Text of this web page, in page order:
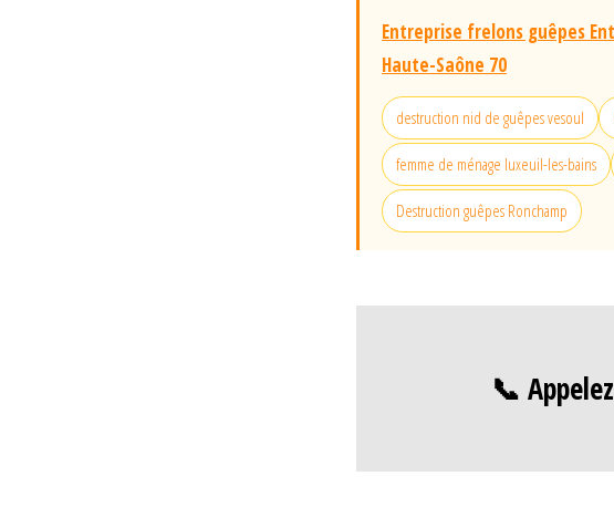
Entreprise frelons guêpes
Haute-Saône 70
destruction nid de guêpes vesoul
femme de ménage luxeuil-les-bains
Destruction guêpes Ronchamp
📞